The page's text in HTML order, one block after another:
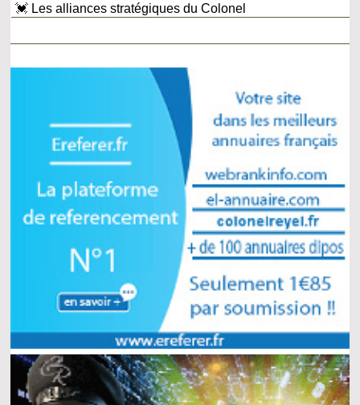
💓 Les alliances stratégiques du Colonel